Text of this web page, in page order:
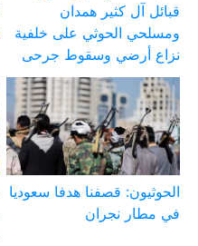
قبائل آل كثير همدان
ومسلحي الحوثي على خلفية
نزاع أرضي وسقوط جرحى
الحوثيون: قصفنا هدفا سعوديا
في مطار نجران